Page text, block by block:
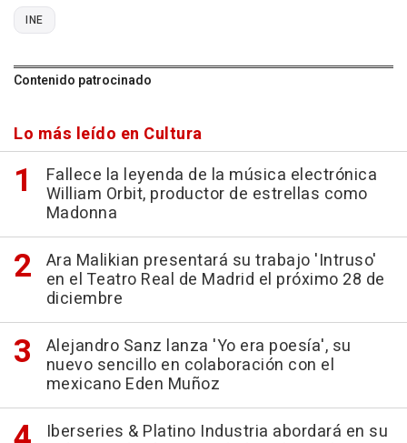
INE
Contenido patrocinado
Lo más leído en Cultura
Fallece la leyenda de la música electrónica
William Orbit, productor de estrellas como
Madonna
Ara Malikian presentará su trabajo 'Intruso'
en el Teatro Real de Madrid el próximo 28 de
diciembre
Alejandro Sanz lanza 'Yo era poesía', su
nuevo sencillo en colaboración con el
mexicano Eden Muñoz
Iberseries & Platino Industria abordará en su